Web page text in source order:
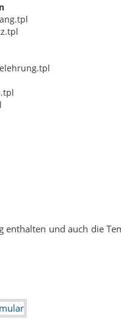
und auch die